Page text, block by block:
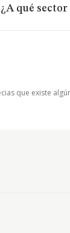
¿A qué
que existe